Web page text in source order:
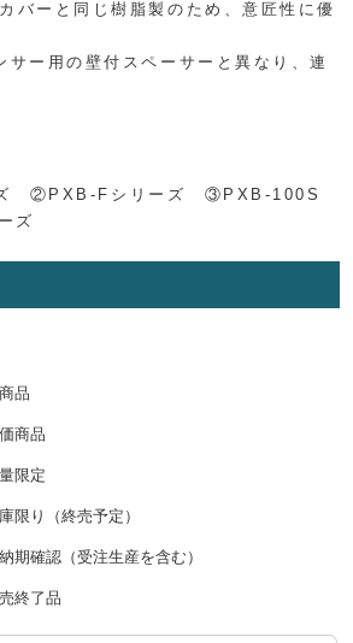
バーと同じ樹脂製のため、意匠性に優
ー用の壁付スペーサーと異なり、連
②PXB-Fシリーズ ③PXB-100S
ズ
品
商品
限定
限り（終売予定）
期確認（受注生産を含む）
終了品